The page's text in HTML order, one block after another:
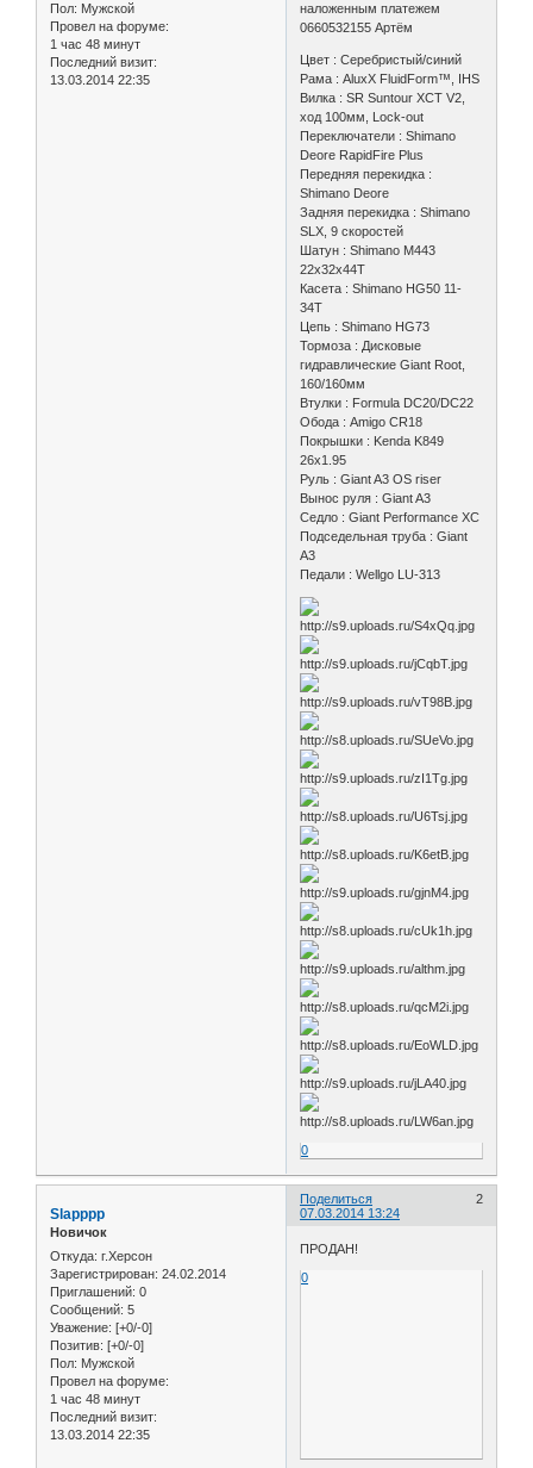
Пол: Мужской
Провел на форуме:
1 час 48 минут
Последний визит:
13.03.2014 22:35
наложенным платежем
0660532155 Артём
Цвет : Серебристый/синий
Рама : AluxX FluidForm™, IHS
Вилка : SR Suntour XCT V2,
ход 100мм, Lock-out
Переключатели : Shimano
Deore RapidFire Plus
Передняя перекидка :
Shimano Deore
Задняя перекидка : Shimano
SLX, 9 скоростей
Шатун : Shimano M443
22x32x44T
Касета : Shimano HG50 11-
34Т
Цепь : Shimano HG73
Тормоза : Дисковые
гидравлические Giant Root,
160/160мм
Втулки : Formula DC20/DC22
Обода : Amigo CR18
Покрышки : Kenda K849
26x1.95
Руль : Giant A3 OS riser
Вынос руля : Giant A3
Седло : Giant Performance XC
Подседельная труба : Giant
A3
Педали : Wellgo LU-313
0
Поделиться
2
07.03.2014 13:24
Slapppp
Новичок
Откуда: г.Херсон
Зарегистрирован: 24.02.2014
Приглашений: 0
Сообщений: 5
Уважение: [+0/-0]
Позитив: [+0/-0]
Пол: Мужской
Провел на форуме:
1 час 48 минут
Последний визит:
13.03.2014 22:35
ПРОДАН!
0